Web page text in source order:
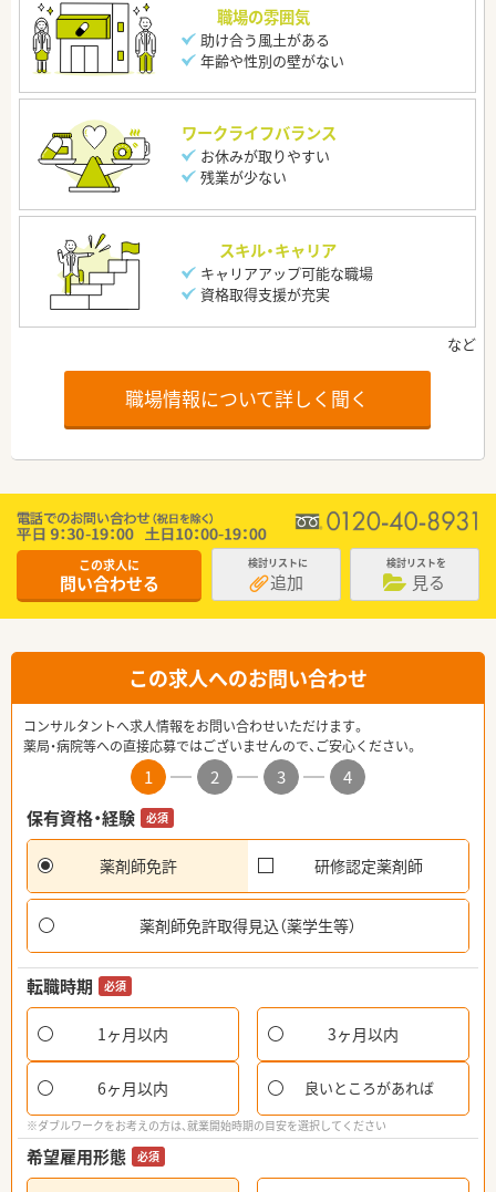
職場の雰囲気
助け合う風土がある
年齢や性別の壁がない
ワークライフバランス
お休みが取りやすい
残業が少ない
スキル・キャリア
キャリアアップ可能な職場
資格取得支援が充実
職場情報について詳しく聞く
この求人に
問い合わせる
検討リストに
追加
検討リストを
見る
この求人へのお問い合わせ
コンサルタントへ求人情報をお問い合わせいただけます。
薬局・病院等への直接応募ではございませんので、ご安心ください。
1 2 3
4
保有資格・経験
必須
薬剤師免許 研修認定薬剤師
薬剤師免許取得見込（薬学生等）
転職時期 必須
1ヶ月以内 3ヶ月以内
6ヶ月以内 良いところがあれば
※ダブルワークをお考えの方は、就業開始時期の目安を選択してください
希望雇用形態 必須